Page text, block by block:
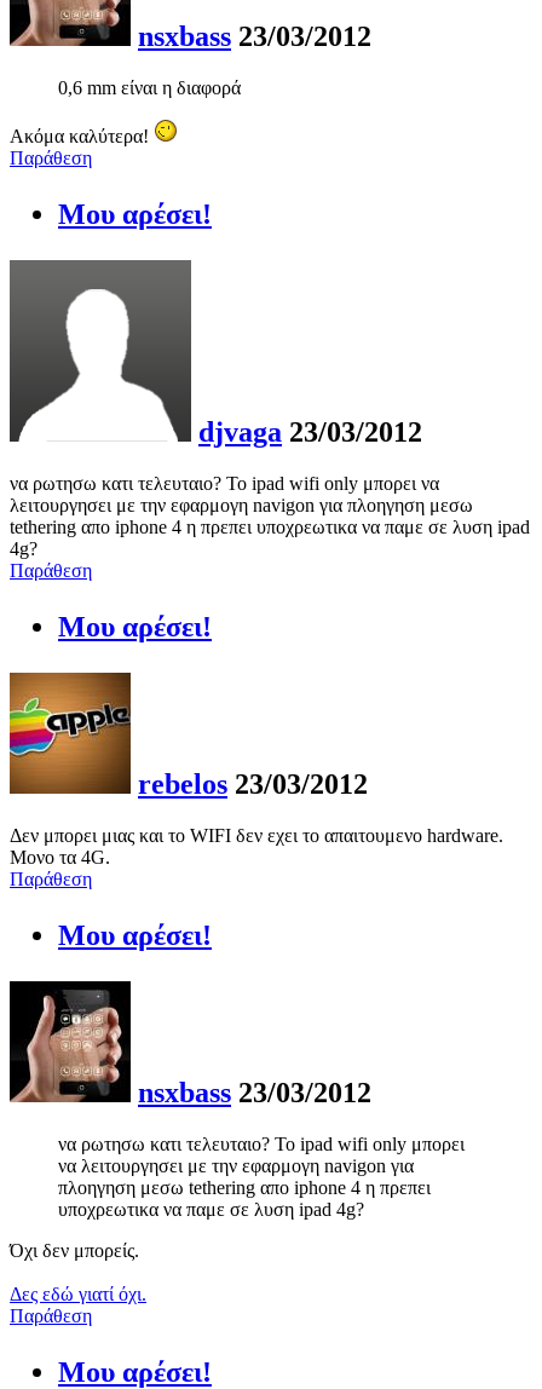
nsxbass 23/03/2012
0,6 mm είναι η διαφορά
Ακόμα καλύτερα!
Παράθεση
Μου αρέσει!
djvaga 23/03/2012
να ρωτησω κατι τελευταιο? Το ipad wifi only μπορει να
λειτουργησει με την εφαρμογη navigon για πλοηγηση μεσω
tethering απο iphone 4 η πρεπει υποχρεωτικα να παμε σε λυση ipad
4g?
Παράθεση
Μου αρέσει!
rebelos 23/03/2012
Δεν μπορει μιας και το WIFI δεν εχει το απαιτουμενο hardware.
Μονο τα 4G.
Παράθεση
Μου αρέσει!
nsxbass 23/03/2012
να ρωτησω κατι τελευταιο? Το ipad wifi only μπορει
να λειτουργησει με την εφαρμογη navigon για
πλοηγηση μεσω tethering απο iphone 4 η πρεπει
υποχρεωτικα να παμε σε λυση ipad 4g?
Όχι δεν μπορείς.
Δες εδώ γιατί όχι.
Παράθεση
Μου αρέσει!